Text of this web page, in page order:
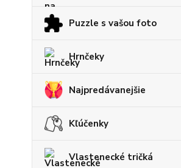
Puzzle s vašou foto
Hrnčeky
Najpredávanejšie
Kľúčenky
Vlastenecké tričká